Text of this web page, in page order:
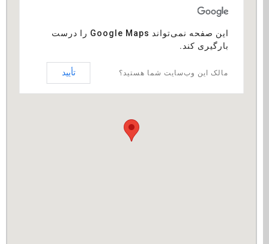
‏‫این صفحه نمی‌تواند Google Maps را درست
بارگیری کند.
مالک این وب‌سایت شما هستید؟ تأیید